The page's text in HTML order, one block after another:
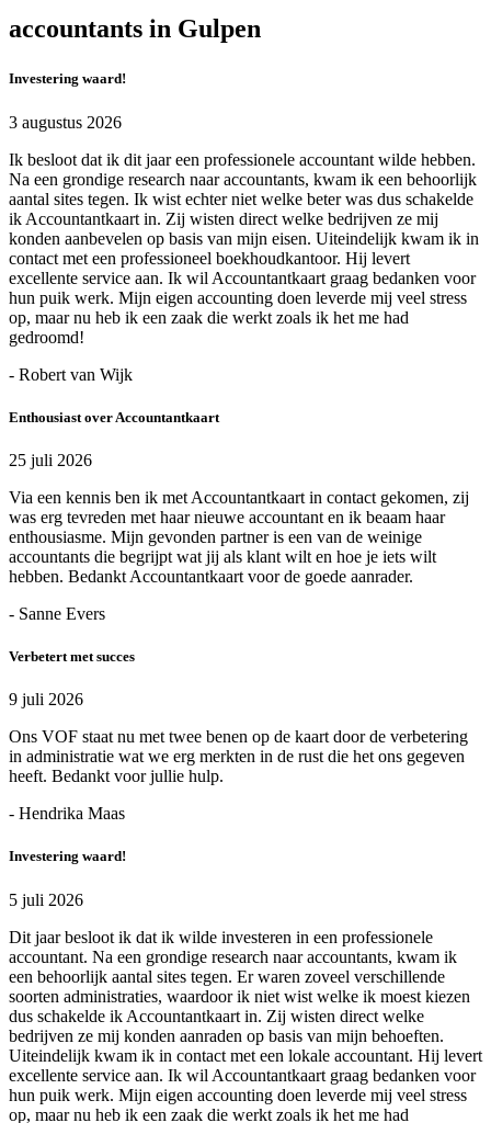
accountants in Gulpen
Investering waard!
3 augustus 2026
Ik besloot dat ik dit jaar een professionele accountant wilde hebben.
Na een grondige research naar accountants, kwam ik een behoorlijk
aantal sites tegen. Ik wist echter niet welke beter was dus schakelde
ik Accountantkaart in. Zij wisten direct welke bedrijven ze mij
konden aanbevelen op basis van mijn eisen. Uiteindelijk kwam ik in
contact met een professioneel boekhoudkantoor. Hij levert
excellente service aan. Ik wil Accountantkaart graag bedanken voor
hun puik werk. Mijn eigen accounting doen leverde mij veel stress
op, maar nu heb ik een zaak die werkt zoals ik het me had
gedroomd!
- Robert van Wijk
Enthousiast over Accountantkaart
25 juli 2026
Via een kennis ben ik met Accountantkaart in contact gekomen, zij
was erg tevreden met haar nieuwe accountant en ik beaam haar
enthousiasme. Mijn gevonden partner is een van de weinige
accountants die begrijpt wat jij als klant wilt en hoe je iets wilt
hebben. Bedankt Accountantkaart voor de goede aanrader.
- Sanne Evers
Verbetert met succes
9 juli 2026
Ons VOF staat nu met twee benen op de kaart door de verbetering
in administratie wat we erg merkten in de rust die het ons gegeven
heeft. Bedankt voor jullie hulp.
- Hendrika Maas
Investering waard!
5 juli 2026
Dit jaar besloot ik dat ik wilde investeren in een professionele
accountant. Na een grondige research naar accountants, kwam ik
een behoorlijk aantal sites tegen. Er waren zoveel verschillende
soorten administraties, waardoor ik niet wist welke ik moest kiezen
dus schakelde ik Accountantkaart in. Zij wisten direct welke
bedrijven ze mij konden aanraden op basis van mijn behoeften.
Uiteindelijk kwam ik in contact met een lokale accountant. Hij levert
excellente service aan. Ik wil Accountantkaart graag bedanken voor
hun puik werk. Mijn eigen accounting doen leverde mij veel stress
op, maar nu heb ik een zaak die werkt zoals ik het me had